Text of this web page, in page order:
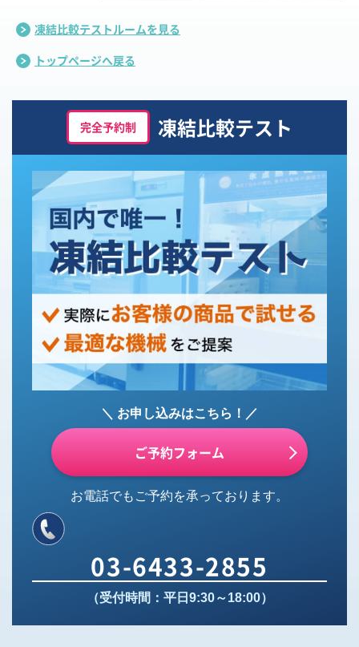
凍結比較テストルームを見る
トップページへ戻る
完全予約制 凍結比較テスト
＼ お申し込みはこちら！／
ご予約フォーム
お電話でもご予約を承っております。
03-6433-2855
（受付時間：平日9:30～18:00）